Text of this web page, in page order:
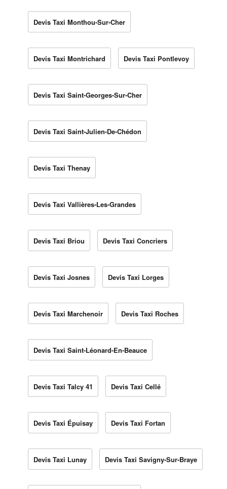
Devis Taxi Monthou-Sur-Cher
Devis Taxi Montrichard Devis Taxi Pontlevoy
Devis Taxi Saint-Georges-Sur-Cher
Devis Taxi Saint-Julien-De-Chédon
Devis Taxi Thenay
Devis Taxi Vallières-Les-Grandes
Devis Taxi Briou Devis Taxi Concriers
Devis Taxi Josnes Devis Taxi Lorges
Devis Taxi Marchenoir Devis Taxi Roches
Devis Taxi Saint-Léonard-En-Beauce
Devis Taxi Talcy 41 Devis Taxi Cellé
Devis Taxi Épuisay Devis Taxi Fortan
Devis Taxi Lunay Devis Taxi Savigny-Sur-Braye